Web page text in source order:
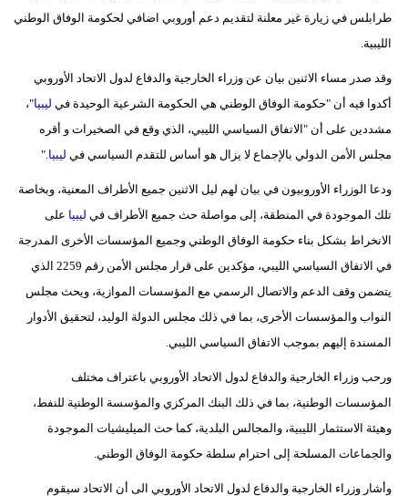
طرابلس في زيارة غير معلنة لتقديم دعم أوروبي اضافي لحكومة الوفاق الوطني
الليبية.
وقد صدر مساء الاثنين بيان عن وزراء الخارجية والدفاع لدول الاتحاد الأوروبي
أكدوا فيه أن "حكومة الوفاق الوطني هي الحكومة الشرعية الوحيدة في ليبيا"،
مشددين على أن "الاتفاق السياسي الليبي، الذي وقع في الصخيرات و أقره
مجلس الأمن الدولي بالإجماع لا يزال هو أساس للتقدم السياسي في ليبيا ."
ودعا الوزراء الأوروبيون في بيان لهم ليل الاثنين جميع الأطراف المعنية، وبخاصة
تلك الموجودة في المنطقة، إلى مواصلة حث جميع الأطراف في ليبيا على
الانخراط بشكل بناء حكومة الوفاق الوطني وجميع المؤسسات الأخرى المدرجة
في الاتفاق السياسي الليبي، مؤكدين على قرار مجلس الأمن رقم 2259 الذي
يتضمن وقف الدعم والاتصال الرسمي مع المؤسسات الموازية، ويحث مجلس
النواب والمؤسسات الأخرى، بما في ذلك مجلس الدولة الوليد، لتحقيق الأدوار
المسندة إليهم بموجب الاتفاق السياسي الليبي.
ورحب وزراء الخارجية والدفاع لدول الاتحاد الأوروبي باعتراف مختلف
المؤسسات الوطنية، بما في ذلك البنك المركزي والمؤسسة الوطنية للنفط،
وهيئة الاستثمار الليبية، والمجالس البلدية، كما حث الميليشيات الموجودة
والجماعات المسلحة إلى احترام سلطة حكومة الوفاق الوطني.
وأشار وزراء الخارجية والدفاع لدول الاتحاد الأوروبي الى أن الاتحاد سيقوم